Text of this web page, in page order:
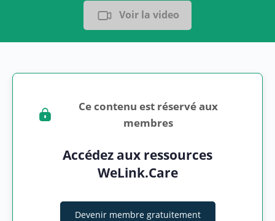
Voir la video
Ce contenu est réservé aux
membres
Accédez aux ressources
WeLink.Care
Devenir membre gratuitement